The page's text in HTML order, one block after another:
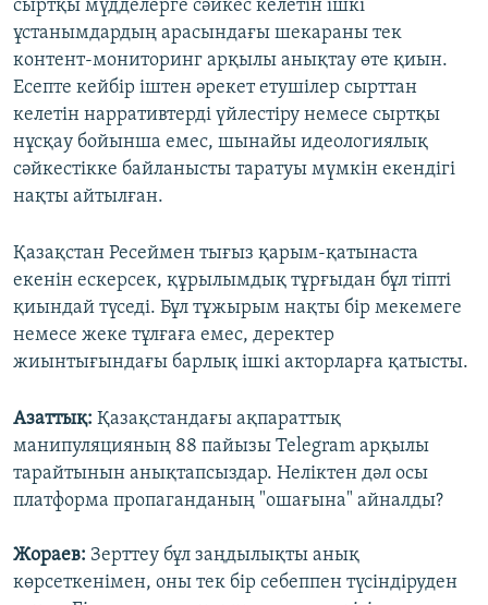
сыртқы мүдделерге сәйкес келетін ішкі
ұстанымдардың арасындағы шекараны тек
контент-мониторинг арқылы анықтау өте қиын.
Есепте кейбір іштен әрекет етушілер сырттан
келетін нарративтерді үйлестіру немесе сыртқы
нұсқау бойынша емес, шынайы идеологиялық
сәйкестікке байланысты таратуы мүмкін екендігі
нақты айтылған.
Қазақстан Ресеймен тығыз қарым-қатынаста
екенін ескерсек, құрылымдық тұрғыдан бұл тіпті
қиындай түседі. Бұл тұжырым нақты бір мекемеге
немесе жеке тұлғаға емес, деректер
жиынтығындағы барлық ішкі акторларға қатысты.
Азаттық: Қазақстандағы ақпараттық
манипуляцияның 88 пайызы Telegram арқылы
тарайтынын анықтапсыздар. Неліктен дәл осы
платформа пропаганданың "ошағына" айналды?
Жораев: Зерттеу бұл заңдылықты анық
көрсеткенімен, оны тек бір себеппен түсіндіруден